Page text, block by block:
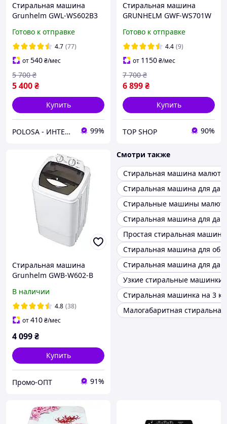
Стиральная машина
Grunhelm GWL-WS602B3
Готово к отправке
4.7 (77)
от540₴/мес
5 400₴
5 700 ₴
Купить
POLOSA - ИНТЕРНЕТ-МАГАЗИН ТОВАРОВ ДЛЯ СТРОИТЕЛЬСТВА, САДА И ДОМА 99%
Стиральная машина
GRUNHELM GWF-WS701W
Готово к отправке
4.4 (9)
от 1150₴/мес
6 899₴
7 700 ₴
Купить
TOP SHOP 90%
Стиральная машина
Grunhelm GWB-W602-B
В наличии
4.8 (38)
от410₴/мес
4 099₴
Купить
Промо-ОПТ 91%
Смотри также
Стиральная машина
Стиральная машина для
Стиральные машины
Стиральная машина для
Простая стиральная машина
Стиральная машина для
Стиральная машина для
Узкие стиральные машинки
Стиральная машинка на 3 кг
Малогабаритная